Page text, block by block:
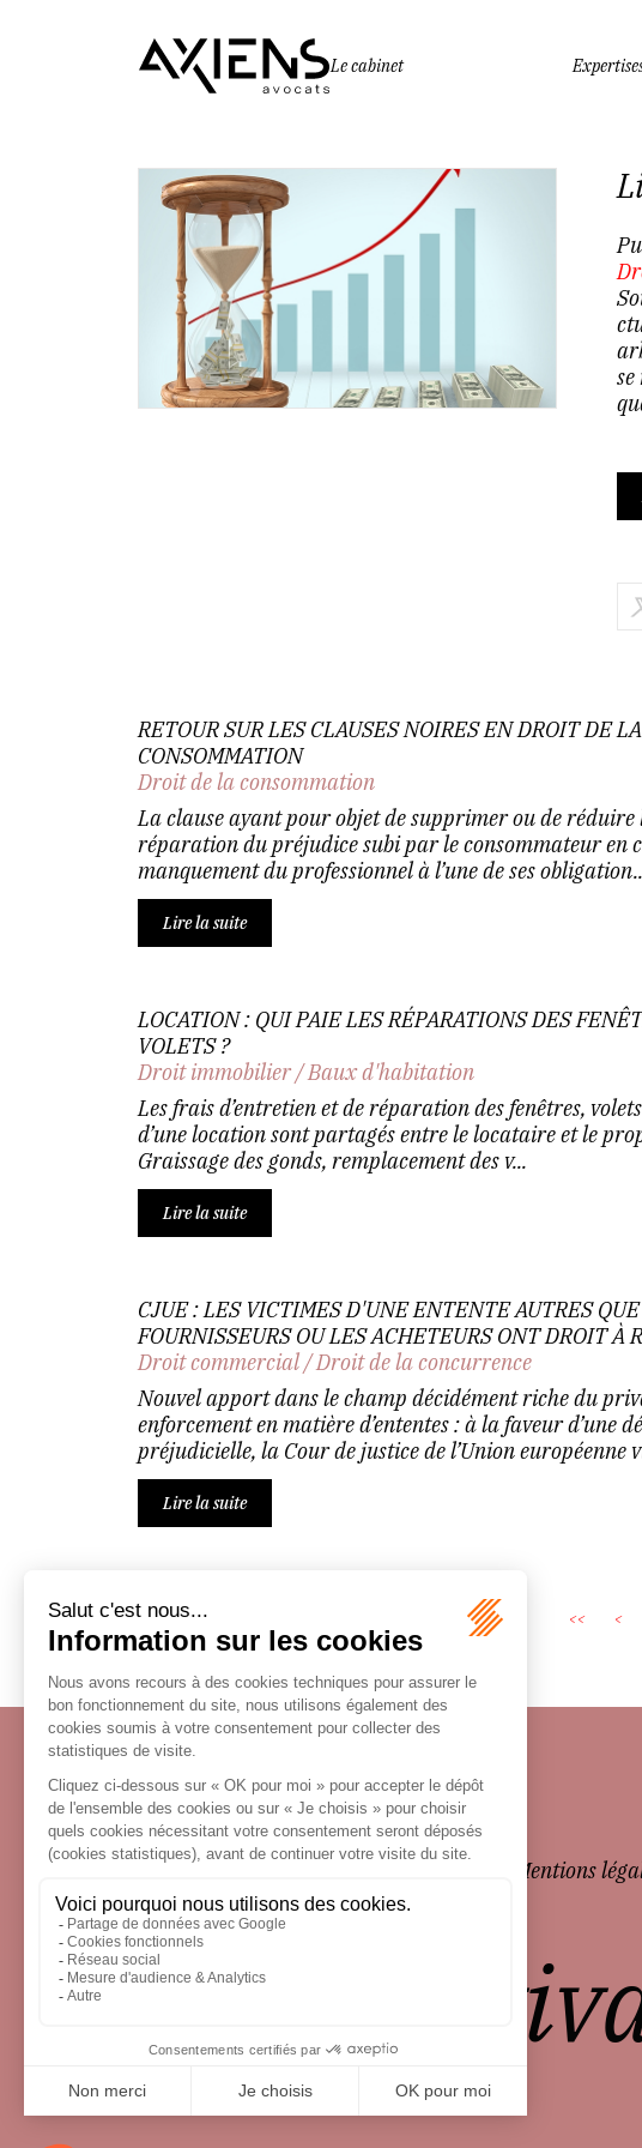
Le cabinet
RETOUR SUR LES CLAUSES NOIRES EN DROIT DE LA
CONSOMMATION
Droit de la consommation
La clause ayant pour objet de supprimer ou de
réparation du préjudice subi par le consommateur en
manquement du professionnel à l’une de ses
Lire la suite
LOCATION : QUI PAIE LES RÉPARATIONS DES
VOLETS ?
Droit immobilier/Baux d'habitation
Les frais d’entretien et de réparation des fenêtres,
d’une location sont partagés entre le locataire et le
Graissage des gonds, remplacement des v...
Lire la suite
CJUE : LES VICTIMES D'UNE ENTENTE AUTRES
FOURNISSEURS OU LES ACHETEURS ONT DROIT À
Droit commercial/Droit de la concurrence
Nouvel apport dans le champ décidément riche du
enforcement en matière d’ententes : à la faveur d’une
préjudicielle, la Cour de justice de l’Union européenne
Lire la suite
<< <
Écosystème Mentions
le droit